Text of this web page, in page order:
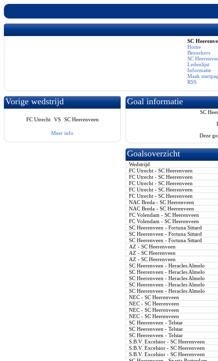
SC
Home
Bezoekers
SC
Ledenlijst
Informatie
Maak
RSS
Vorige wedstrijd
FC Utrecht VS SC Heerenveen
Meer info
Goal informatie
SC
Deze
Goalsoverzicht
Wedstrijd
FC Utrecht - SC Heerenveen
FC Utrecht - SC Heerenveen
FC Utrecht - SC Heerenveen
FC Utrecht - SC Heerenveen
FC Utrecht - SC Heerenveen
NAC Breda - SC Heerenveen
NAC Breda - SC Heerenveen
FC Volendam - SC Heerenveen
FC Volendam - SC Heerenveen
SC Heerenveen - Fortuna Sittard
SC Heerenveen - Fortuna Sittard
SC Heerenveen - Fortuna Sittard
AZ - SC Heerenveen
AZ - SC Heerenveen
AZ - SC Heerenveen
SC Heerenveen - Heracles Almelo
SC Heerenveen - Heracles Almelo
SC Heerenveen - Heracles Almelo
SC Heerenveen - Heracles Almelo
SC Heerenveen - Heracles Almelo
NEC - SC Heerenveen
NEC - SC Heerenveen
NEC - SC Heerenveen
NEC - SC Heerenveen
SC Heerenveen - Telstar
SC Heerenveen - Telstar
SC Heerenveen - Telstar
S.B.V. Excelsior - SC Heerenveen
S.B.V. Excelsior - SC Heerenveen
S.B.V. Excelsior - SC Heerenveen